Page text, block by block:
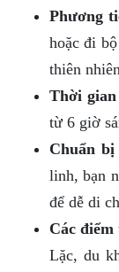
Phương
hoặc đi
thiên
Thời
từ 6 giờ
Chuẩn
linh, bạn
để dễ di
Các
Lặc, du